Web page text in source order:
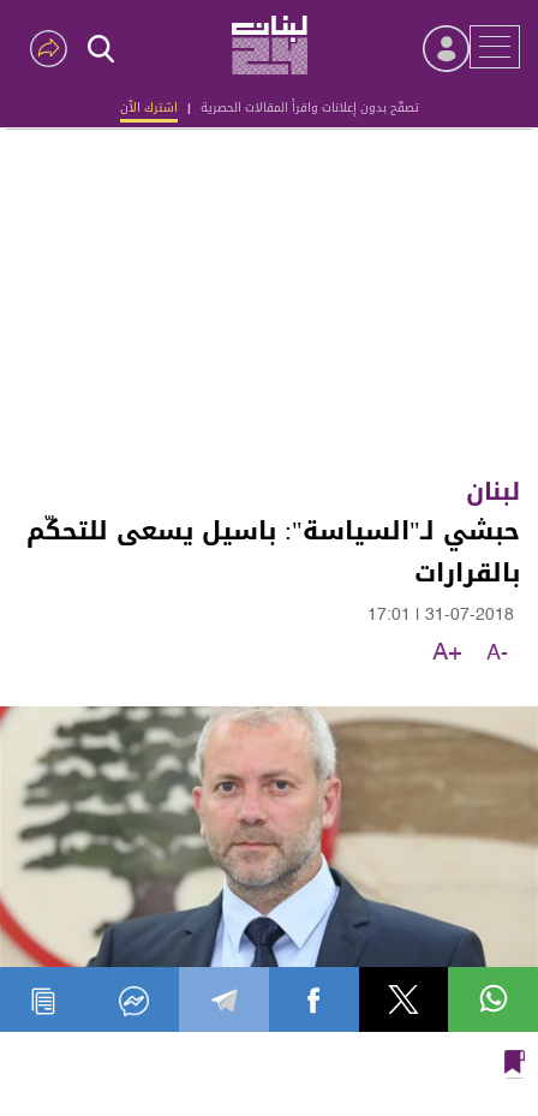
تصفّح بدون إعلانات واقرأ المقالات الحصرية | اشترك الآن
Advertisement
لبنان
حبشي لـ"السياسة": باسيل يسعى للتحكّم
بالقرارات
31-07-2018
17:01
A-
A+